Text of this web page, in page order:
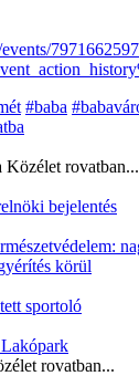
#baba
Közélet rovatban...
bejelentés
körül
sportoló
rovatban...